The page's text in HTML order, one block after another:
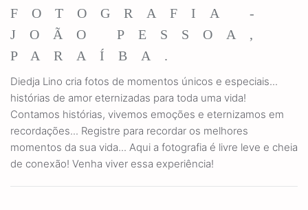
FOTOGRAFIA -
JOÃO PESSOA,
PARAÍBA.
Diedja Lino cria fotos de momentos únicos e especiais...
histórias de amor eternizadas para toda uma vida!
Contamos histórias, vivemos emoções e eternizamos em
recordações... Registre para recordar os melhores
momentos da sua vida... Aqui a fotografia é livre leve e cheia
de conexão! Venha viver essa experiência!